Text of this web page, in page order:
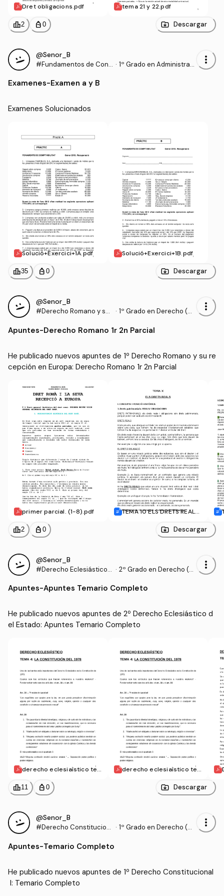
Dret obligacions.pdf tema 21 y 22.pdf
leaderboard2 personal_bag 0 Descargar
@Senor_B
#Fundamentos de Cont · 1º Grado en Administraci
more_vert
Examenes-Examen a y B
Examenes Solucionados
Solució+Exercici+1A.pdf Solució+Exercici+1B.pdf
leaderboard35 personal_bag 0 Descargar
@Senor_B
#Derecho Romano y su
· 1º Grado en Derecho (U
more_vert
Apuntes-Derecho Romano 1r 2n Parcial
He publicado nuevos apuntes de 1º Derecho Romano y su re
cepción en Europa: Derecho Romano 1r 2n Parcial
primer parcial. (1-8).pdf
TEMA 10 ELS DRETS REALS.
leaderboard2 personal_bag 0 Descargar
@Senor_B
#Derecho Eclesiástico d · 2º Grado en Derecho (U
more_vert
Apuntes-Apuntes Temario Completo
He publicado nuevos apuntes de 2º Derecho Eclesiástico d
el Estado: Apuntes Temario Completo
derecho eclesiaìstico te
derecho eclesiaìstico te
leaderboard11 personal_bag 0 Descargar
@Senor_B
#Derecho Constitucion
· 1º Grado en Derecho (U
more_vert
Apuntes-Temario Completo
He publicado nuevos apuntes de 1º Derecho Constitucional
I: Temario Completo